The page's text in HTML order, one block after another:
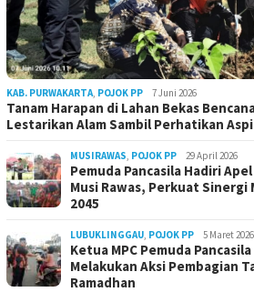
KAB. PURWAKARTA POJOK PP 7 Juni 2026
Tanam Harapan di Lahan Bekas
Lestarikan Alam Sambil Perhatikan
MUSIRAWAS POJOK PP 29 April 2026
Pemuda Pancasila Hadiri
Musi Rawas, Perkuat Sinergi
2045
LUBUKLINGGAU POJOK PP 5 Maret 2026
Ketua MPC Pemuda
Melakukan Aksi Pembagian
Ramadhan